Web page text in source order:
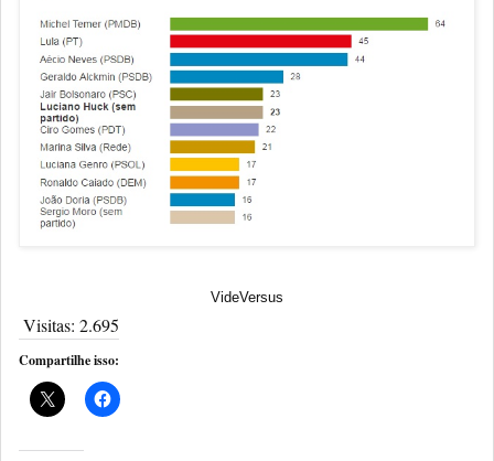
VideVersus
Visitas: 2.695
Compartilhe isso: